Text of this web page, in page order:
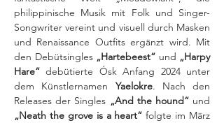
philippinische Musik mit Folk und Singer-
Songwriter vereint und visuell durch Masken
und Renaissance Outfits ergänzt wird. Mit
den Debütsingles „Hartebeest“ und „Harpy
Hare“ debütierte Ósk Anfang 2024 unter
dem Künstlernamen Yaelokre. Nach den
Releases der Singles „And the hound“ und
„Neath the grove is a heart“ folgte im März